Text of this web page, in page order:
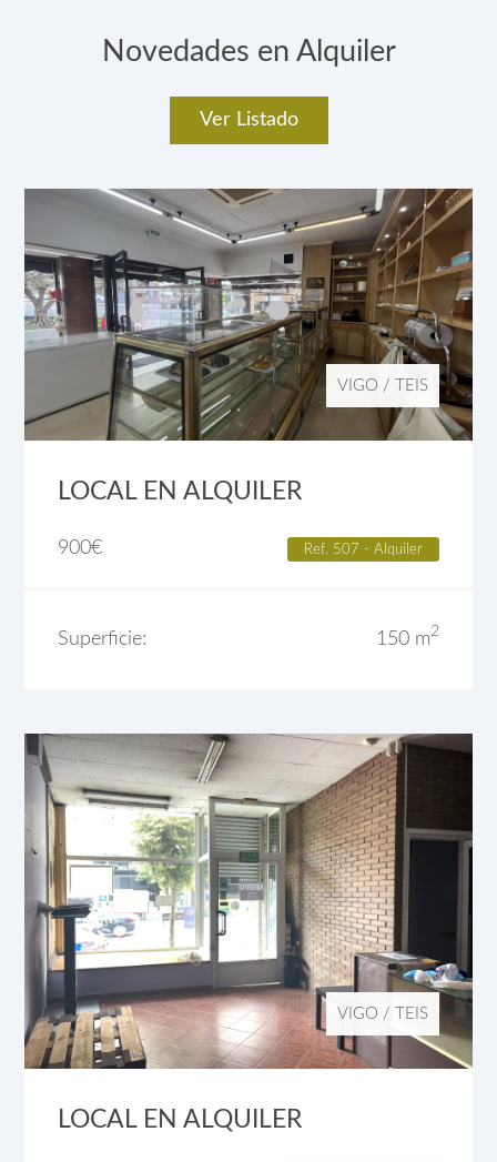
Novedades en Alquiler
Ver Listado
VIGO / TEIS
LOCAL EN ALQUILER
900€ Ref. 507 - Alquiler
Superficie: 150 m2
VIGO / TEIS
LOCAL EN ALQUILER